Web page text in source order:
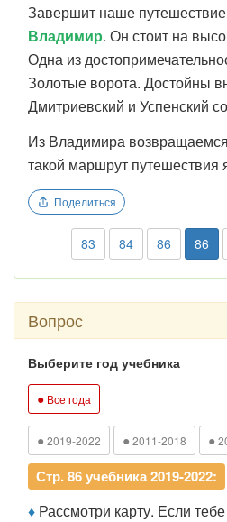
Завершит наше
Владимир. Он стоит на
Одна из
Золотые ворота. Достойны
Дмитриевский и Успенский
Из Владимира
такой маршрут путешествия
Поделиться
83 84 86 86
Вопрос
Выберите год учебника
● Все года
● 2019-2022 ● 2011-2018 ●
Стр. 86 учебника 2019-2022:
♦ Рассмотри карту. Если